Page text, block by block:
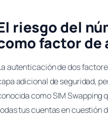
riesgo del
factor
autenticación de dos
adicional de seguridad,
como SIM Swapping
tus cuentas en cuestión